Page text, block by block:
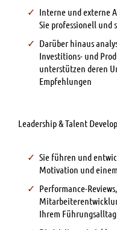
Interne und externe
Sie professionell und
Darüber hinaus
Investitions- und
unterstützen deren
Empfehlungen
Leadership & Talent
Sie führen und
Motivation und
Performance-
Ihrem Führungsalltag